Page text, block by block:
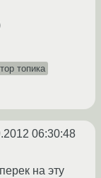
топика
06:30:48
на эту